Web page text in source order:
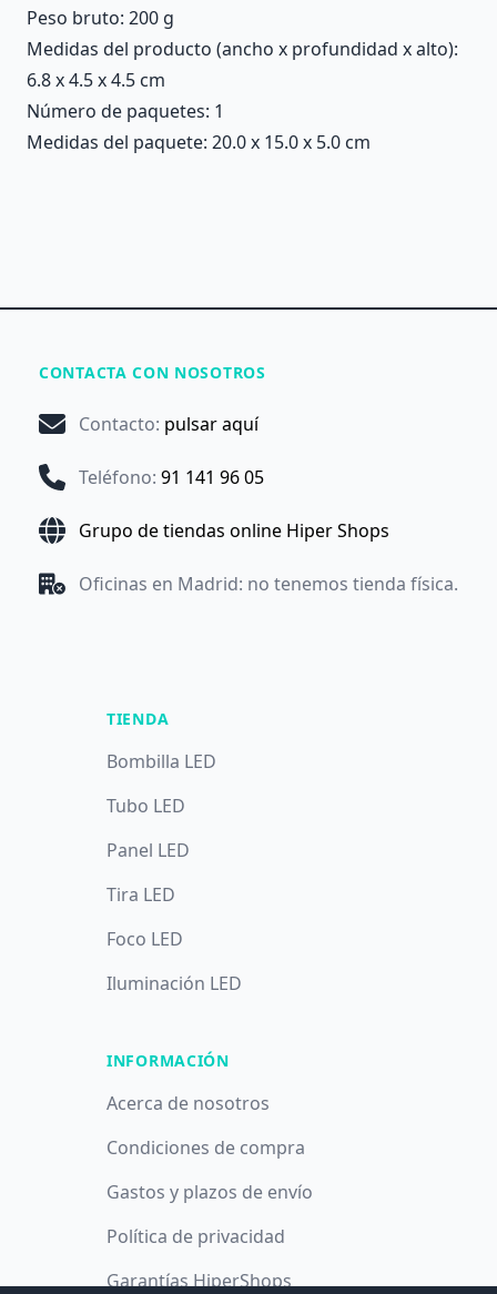
Peso bruto: 200 g
Medidas del producto (ancho x profundidad x alto):
6.8 x 4.5 x 4.5 cm
Número de paquetes: 1
Medidas del paquete: 20.0 x 15.0 x 5.0 cm
CONTACTA CON NOSOTROS
Contacto: pulsar aquí
Teléfono: 91 141 96 05
Grupo de tiendas online Hiper Shops
Oficinas en Madrid: no tenemos tienda física.
TIENDA
Bombilla LED
Tubo LED
Panel LED
Tira LED
Foco LED
Iluminación LED
INFORMACIÓN
Acerca de nosotros
Condiciones de compra
Gastos y plazos de envío
Política de privacidad
Garantías HiperShops